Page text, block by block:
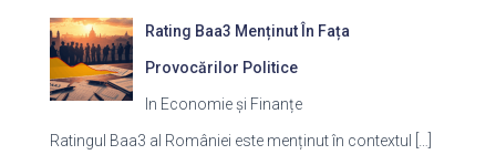
Rating Baa3 Menținut În Fața
Provocărilor Politice
In Economie și Finanțe
Ratingul Baa3 al României este menținut în contextul